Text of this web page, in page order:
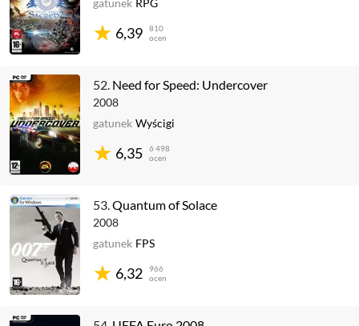
6,39
810
ocen
gatunek RPG
52. Need for Speed: Undercover
2008
6,35
6 498
ocen
gatunek Wyścigi
53.Quantum of Solace
2008
6,32
966
ocen
gatunek FPS